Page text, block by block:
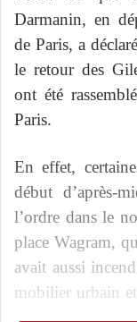
Darmanin, en
de Paris, a
le retour des
ont été
Paris.
En effet,
début d’après-
l’ordre dans le
place Wagram,
avait aussi
mobilier urbain